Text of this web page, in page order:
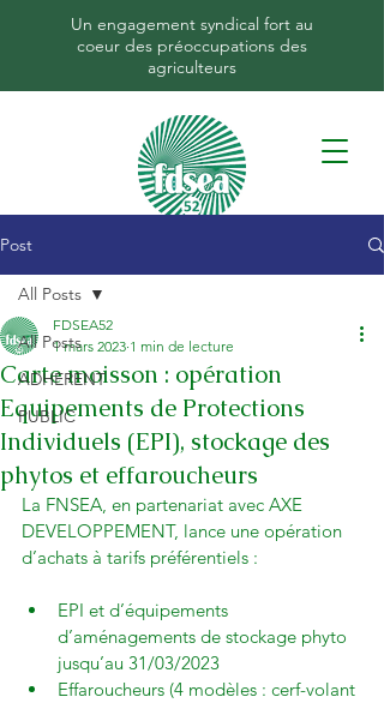
Un engagement syndical fort au
coeur des préoccupations des
agriculteurs
Post
All Posts
ADHERENT
PUBLIC
All Posts
Carte moisson : opération
Equipements de Protections
Individuels (EPI), stockage des
phytos et effaroucheurs
FDSEA52
1 mars 2023 1 min de lecture
La FNSEA, en partenariat avec AXE
DEVELOPPEMENT, lance une opération
EPI et d’équipements
d’aménagements de stockage phyto
jusqu’au 31/03/2023
Effaroucheurs (4 modèles : cerf-volant